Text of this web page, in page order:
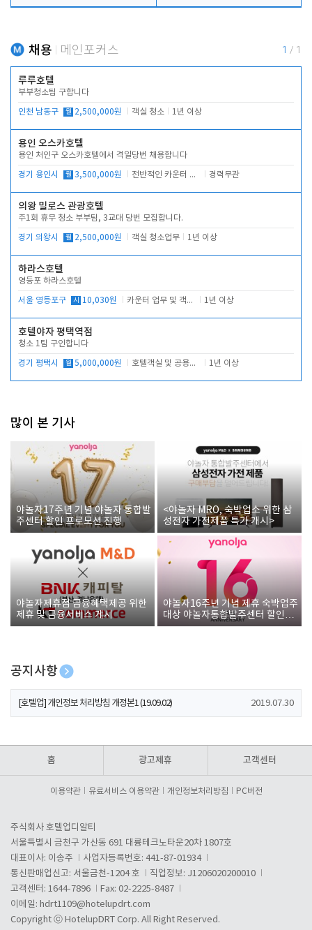
채용 메인포커스 1 / 1
루루호텔
부부청소팀 구합니다
인천 남동구 월 2,500,000원 객실 청소 1년 이상
용인 오스카호텔
용인 처인구 오스카호텔에서 격일당번 채용합니다
경기 용인시 월 3,500,000원 전반적인 카운터 업무 경력무관
의왕 밀로스 관광호텔
주1회 휴무 청소 부부팀, 3교대 당번 모집합니다.
경기 의왕시 월 2,500,000원 객실 청소업무 1년 이상
하라스호텔
영등포 하라스호텔
서울 영등포구 시 10,030원 카운터 업무 및 객실관리(청소상태 확인, 객실판매) 1년 이상
호텔야자 평택역점
청소 1팀 구인합니다
경기 평택시 월 5,000,000원 호텔객실 및 공용시설 청소 관리 1년 이상
많이 본 기사
야놀자17주년 기념 야놀자 통합발
주센터 할인 프로모션 진행
<야놀자 MRO, 숙박업소 위한 삼
성전자 가전제품 특가 개시>
야놀자제휴점 금융혜택제공 위한
제휴 및 금융서비스 게시
야놀자16주년 기념 제휴 숙박업주
대상 야놀자통합발주센터 할인쿠
폰 증정
공지사항
[호텔업] 개인정보 처리방침 개정본2 (19.09.02)
[호텔업] 개인정보 처리방침 개정본1 (19.09.02) 2019.07.30
홈 광고제휴 고객센터
이용약관 유료서비스 이용약관 개인정보처리방침 PC버전
주식회사 호텔업디알티
서울특별시 금천구 가산동 691 대륭테크노타운20차 1807호
대표이사: 이송주
사업자등록번호: 441-87-01934
통신판매업신고: 서울금천-1204 호
직업정보: J1206020200010
고객센터: 1644-7896
Fax: 02-2225-8487
이메일: hdrt1109@hotelupdrt.com
Copyright ⓒ HotelupDRT Corp. All Right Reserved.